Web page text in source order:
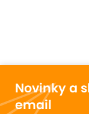
Novinky a
email